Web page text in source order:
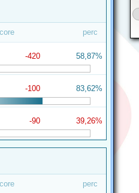
perc
-420 58,87%
-100 83,62%
-90 39,26%
perc